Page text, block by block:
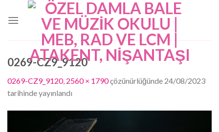
0269-CZ9_9120
0269-CZ9_9120, 2560 × 1790çözünürlüğünde 24/08/2023
tarihinde yayınlandı